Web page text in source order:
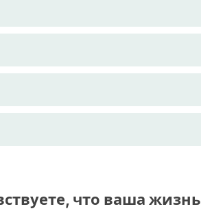
что ваша жизнь